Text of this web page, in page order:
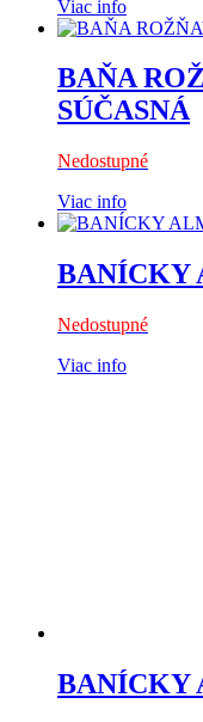
Viac info
BAŇA
SÚČASNÁ
Nedostupné
Viac info
BANÍCKY
Nedostupné
Viac info
BANÍCKY